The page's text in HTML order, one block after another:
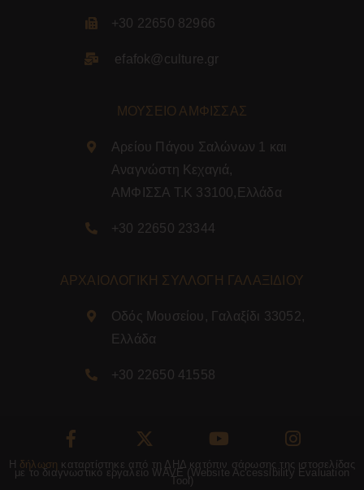
+30 22650 82966
efafok@culture.gr
ΜΟΥΣΕΙΟ ΑΜΦΙΣΣΑΣ
Αρείου Πάγου Σαλώνων 1 και
Αναγνώστη Κεχαγιά,
ΑΜΦΙΣΣΑ Τ.Κ 33100,Ελλάδα
+30 22650 23344
ΑΡΧΑΙΟΛΟΓΙΚΗ ΣΥΛΛΟΓΗ ΓΑΛΑΞΙΔΙΟΥ
Οδός Μουσείου, Γαλαξίδι 33052,
Ελλάδα
+30 22650 41558
Η δήλωση καταρτίστηκε από τη ΔΗΔ κατόπιν σάρωσης της ιστοσελίδας
με το διαγνωστικό εργαλείο WAVE (Website Accessibility Evaluation
Tool)